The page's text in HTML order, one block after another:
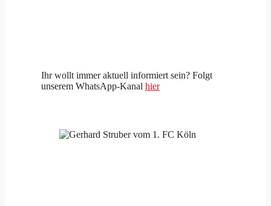
Ihr wollt immer aktuell informiert sein? Folgt
unserem WhatsApp-Kanal hier